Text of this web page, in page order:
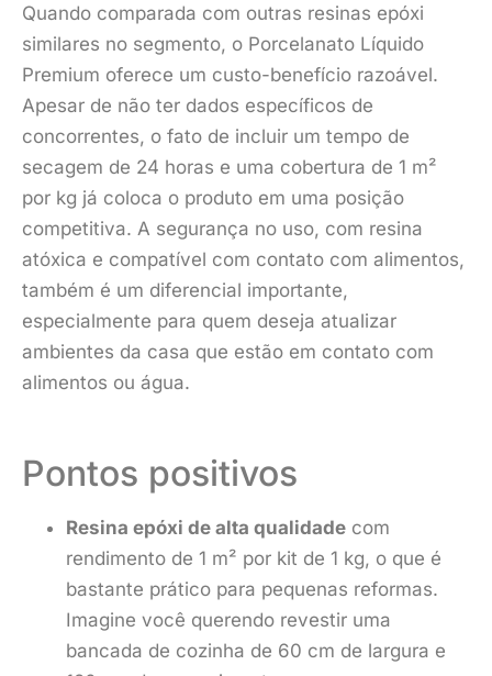
Quando comparada com outras resinas epóxi
similares no segmento, o Porcelanato Líquido
Premium oferece um custo-benefício razoável.
Apesar de não ter dados específicos de
concorrentes, o fato de incluir um tempo de
secagem de 24 horas e uma cobertura de 1 m²
por kg já coloca o produto em uma posição
competitiva. A segurança no uso, com resina
atóxica e compatível com contato com alimentos,
também é um diferencial importante,
especialmente para quem deseja atualizar
ambientes da casa que estão em contato com
alimentos ou água.
Pontos positivos
Resina epóxi de alta qualidade com
rendimento de 1 m² por kit de 1 kg, o que é
bastante prático para pequenas reformas.
Imagine você querendo revestir uma
bancada de cozinha de 60 cm de largura e